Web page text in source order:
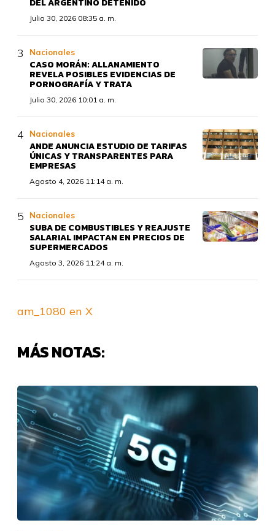
Julio 30, 2026 08:35 a. m.
Nacionales
CASO MORÁN: ALLANAMIENTO
REVELA POSIBLES EVIDENCIAS DE
PORNOGRAFÍA Y TRATA
Julio 30, 2026 10:01 a. m.
Nacionales
ANDE ANUNCIA ESTUDIO DE TARIFAS
ÚNICAS Y TRANSPARENTES PARA
EMPRESAS
Agosto 4, 2026 11:14 a. m.
Nacionales
SUBA DE COMBUSTIBLES Y REAJUSTE
SALARIAL IMPACTAN EN PRECIOS DE
SUPERMERCADOS
Agosto 3, 2026 11:24 a. m.
am_1080 en X
MÁS NOTAS: